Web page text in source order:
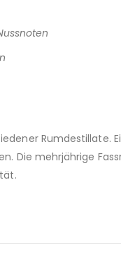
Rumdestillate.
Die mehrjährige